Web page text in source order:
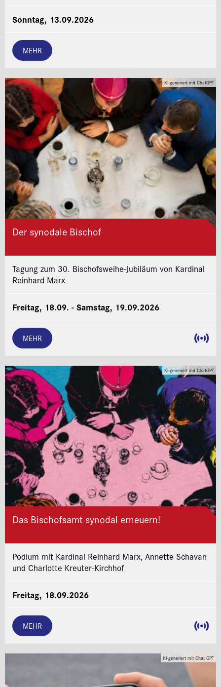
Sonntag, 13.09.2026
MEHR
KI-generiert mit ChatGPT
Der synodale Bischof
Tagung zum 30. Bischofsweihe-Jubiläum von Kardinal
Reinhard Marx
Freitag, 18.09. - Samstag, 19.09.2026
MEHR
KI-generiert mit ChatGPT
Das Bischofsamt synodal erneuern!
Podium mit Kardinal Reinhard Marx, Annette Schavan
und Charlotte Kreuter-Kirchhof
Freitag, 18.09.2026
MEHR
KI-generiert mit Chat GPT